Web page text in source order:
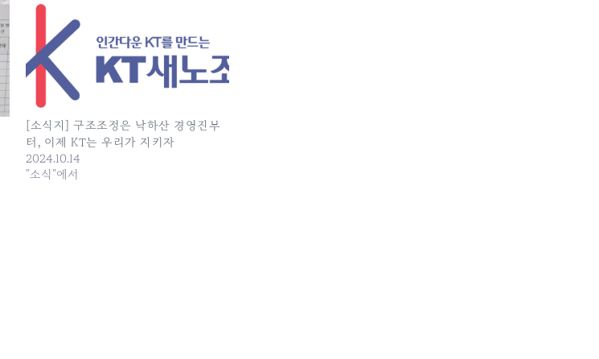
[소식지] 구조조정은 낙하산 경영진부
터, 이제 KT는 우리가 지키자
2024.10.14
"소식"에서